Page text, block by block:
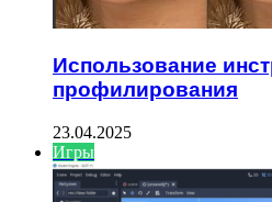
Использование
профилирования
23.04.2025
Игры